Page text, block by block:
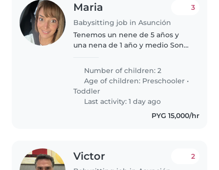
Maria
Babysitting job in Asunción
3
Tenemos un nene de 5 años y
una nena de 1 año y medio Son
nuestras actividades Estamos
buscando alguien que nos ayude
con..
Number of children: 2
Age of children: Preschooler •
Toddler
Last activity: 1 day ago
PYG 15,000/hr
Victor 2